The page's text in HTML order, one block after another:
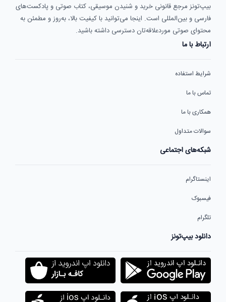
بیپ‌تونز مرجع قانونی خرید و شنیدن موسیقی، کتاب صوتی و پادکست‌های
فارسی و بین‌المللی است. اینجا می‌توانید با کیفیت بالا، به‌روز و مطمئن به
محتوای صوتی موردعلاقه‌تان دسترسی داشته باشید.
ارتباط با ما
شرایط استفاده
تماس با ما
همکاری با ما
سوالات متداول
شبکه‌های اجتماعی
اینستاگرام
فیسبوک
تلگرام
دانلود بیپ‌تونز